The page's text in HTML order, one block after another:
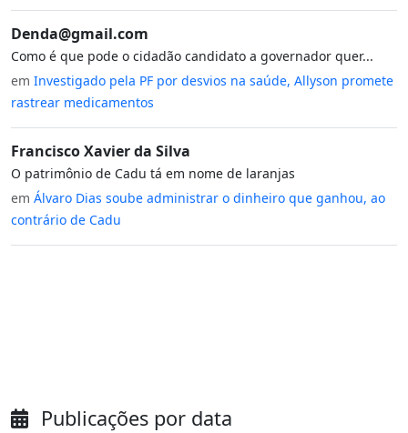
Denda@gmail.com
Como é que pode o cidadão candidato a governador quer...
em Investigado pela PF por desvios na saúde, Allyson promete
rastrear medicamentos
Francisco Xavier da Silva
O patrimônio de Cadu tá em nome de laranjas
em Álvaro Dias soube administrar o dinheiro que ganhou, ao
contrário de Cadu
Publicações por data